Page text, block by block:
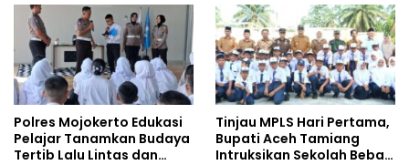
Doktoral Internasional
kepada Pelajar MPLS
Polres Mojokerto Edukasi
Pelajar Tanamkan Budaya
Tertib Lalu Lintas dan
Tinjau MPLS Hari Pertama,
Bupati Aceh Tamiang
Intruksikan Sekolah Bebas